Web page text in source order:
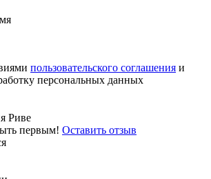
пользовательского соглашения и
персональных данных
Риве
первым! Оставить отзыв